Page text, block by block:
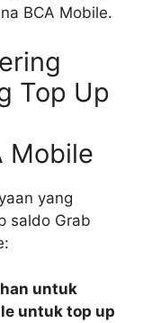
BCA Mobile.
Top Up
Mobile
yang
saldo Grab
untuk
untuk top up